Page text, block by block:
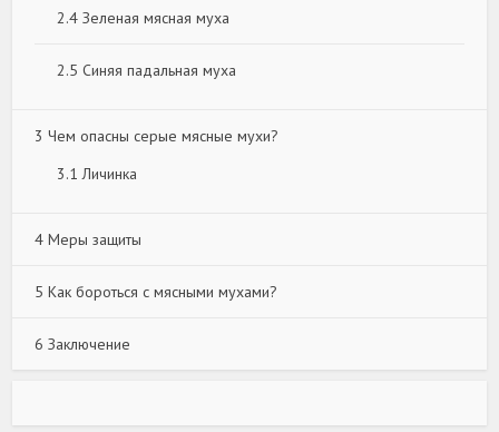
2.4 Зеленая мясная муха
2.5 Синяя падальная муха
3 Чем опасны серые мясные мухи?
3.1 Личинка
4 Меры защиты
5 Как бороться с мясными мухами?
6 Заключение